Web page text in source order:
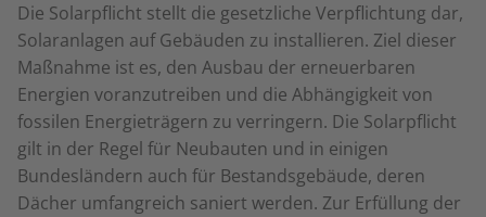
Die Solarpflicht stellt die gesetzliche Verpflichtung dar,
Solaranlagen auf Gebäuden zu installieren. Ziel dieser
Maßnahme ist es, den Ausbau der erneuerbaren
Energien voranzutreiben und die Abhängigkeit von
fossilen Energieträgern zu verringern. Die Solarpflicht
gilt in der Regel für Neubauten und in einigen
Bundesländern auch für Bestandsgebäude, deren
Dächer umfangreich saniert werden. Zur Erfüllung der